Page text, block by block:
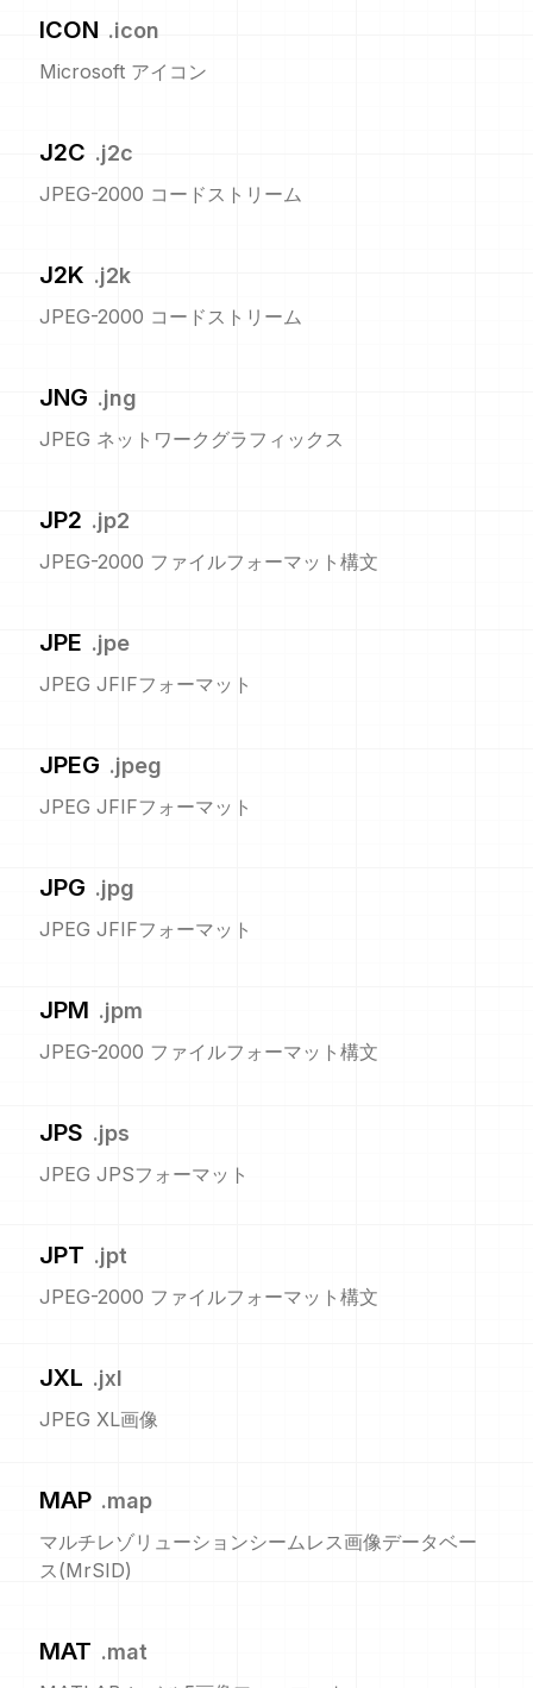
ICON .icon
Microsoft アイコン
J2C .j2c
JPEG-2000 コードストリーム
J2K .j2k
JPEG-2000 コードストリーム
JNG .jng
JPEG ネットワークグラフィックス
JP2 .jp2
JPEG-2000 ファイルフォーマット構文
JPE .jpe
JPEG JFIFフォーマット
JPEG .jpeg
JPEG JFIFフォーマット
JPG .jpg
JPEG JFIFフォーマット
JPM .jpm
JPEG-2000 ファイルフォーマット構文
JPS .jps
JPEG JPSフォーマット
JPT .jpt
JPEG-2000 ファイルフォーマット構文
JXL .jxl
JPEG XL画像
MAP .map
マルチレゾリューションシームレス画像データベー
ス(MrSID)
MAT .mat